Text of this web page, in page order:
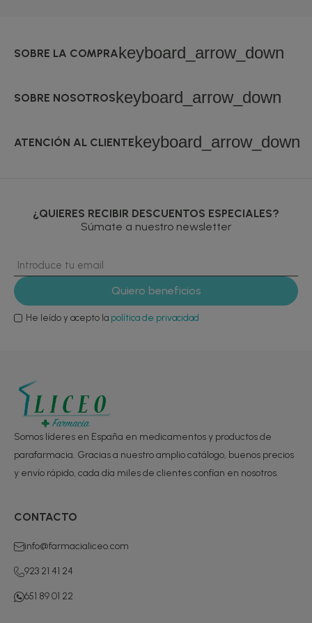
SOBRE LA COMPRAkeyboard_arrow_down
SOBRE NOSOTROSkeyboard_arrow_down
ATENCIÓN AL CLIENTEkeyboard_arrow_down
¿QUIERES RECIBIR DESCUENTOS ESPECIALES?
Súmate a nuestro newsletter
He leído y acepto la política de privacidad
Somos líderes en España en medicamentos y productos de
parafarmacia. Gracias a nuestro amplio catálogo, buenos precios
y envío rápido, cada día miles de clientes confían en nosotros.
CONTACTO
info@farmacialiceo.com
923 21 41 24
651 89 01 22